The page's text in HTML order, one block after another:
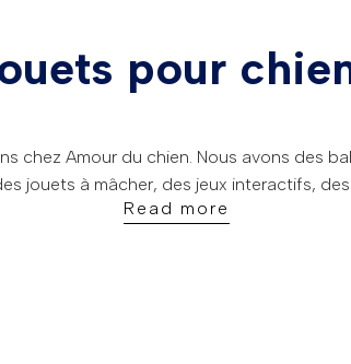
pour
chez Amour du chien. Nous avons des
jouets à mâcher, des jeux interactifs, des
Read more